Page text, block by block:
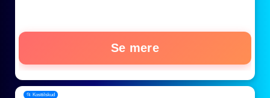
Se mere
📂 Kosttilskud